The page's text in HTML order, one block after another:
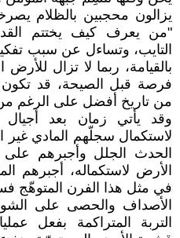
يزالون محجبين بالظلام
"من يعرف كيف يختتم
التايب، وتساءل عن سبب
بالقيامة، ربما لا تزال
فرصة قبل الصيحة، قد
من تاريخ أفضل على الرغم
وقد يأتي زمان بعد أجيال
لاستكمال سجلّهم المادي غير
الحدث الجلل وأجبرهم
الأرض لاستكماله، أجبرهم
في مثل هذا الفرن المتوهّج
الأصداف والحصى على
التربة المتراكمة بفعل